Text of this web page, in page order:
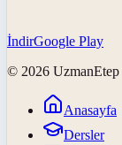
İndirGoogle Play
© 2026 UzmanEtep
Anasayfa
Dersler